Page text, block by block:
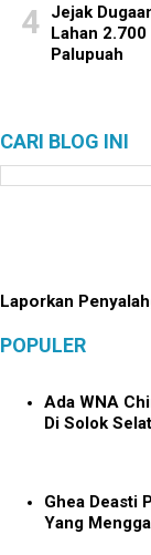
Jejak
Lahan
Palupuah
CARI BLOG INI
Laporkan
POPULER
Ada WNA
Di Solok
Ghea Deasti
Yang